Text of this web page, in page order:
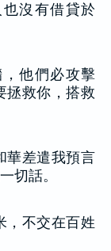
沒有借貸於
他們必攻擊
拯救你，搭救
華差遣我預言
切話。
，不交在百姓